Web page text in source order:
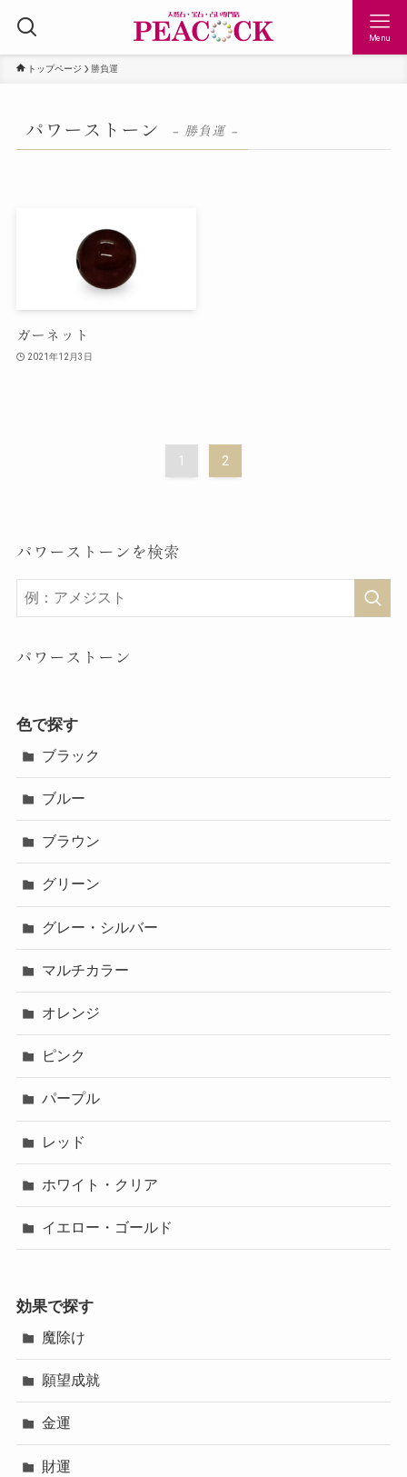
Menu
トップページ 勝負運
パワーストーン – 勝負運 –
ガーネット
2021年12月3日
1 2
パワーストーンを検索
パワーストーン
色で探す
ブラック
ブルー
ブラウン
グリーン
グレー・シルバー
マルチカラー
オレンジ
ピンク
パープル
レッド
ホワイト・クリア
イエロー・ゴールド
効果で探す
魔除け
願望成就
金運
財運